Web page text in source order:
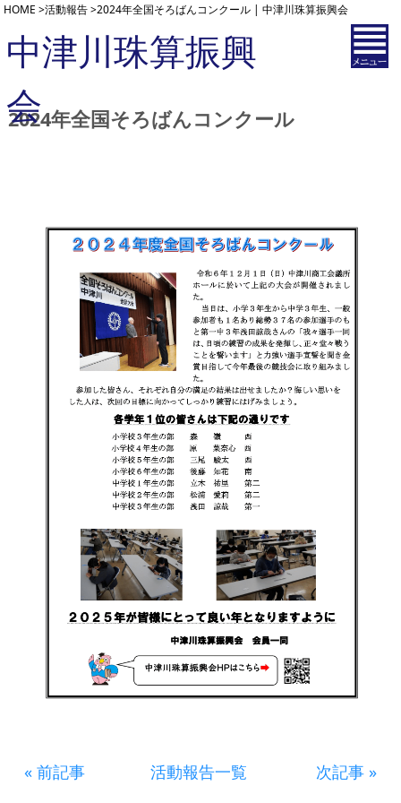
HOME >活動報告>2024年全国そろばんコンクール | 中津川珠算振興会
中津川珠算振興
会
2024年全国そろばんコンクール
« 前記事 活動報告一覧 次記事 »